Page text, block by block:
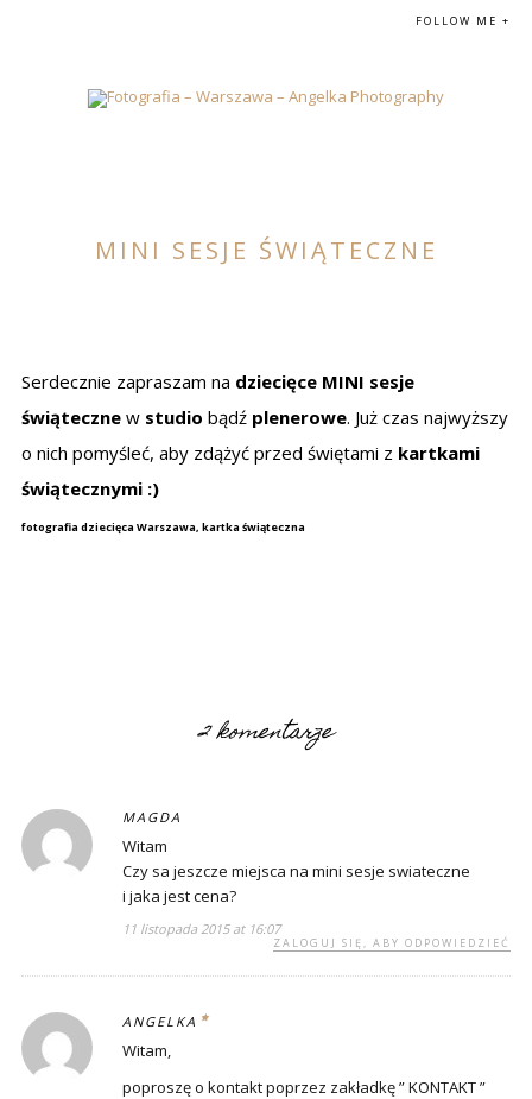
FOLLOW ME +
MINI SESJE ŚWIĄTECZNE
Serdecznie zapraszam na dziecięce MINI sesje
świątecznew studio bądźplenerowe. Już czas najwyższy
o nich pomyśleć, aby zdążyć przed świętami z kartkami
świątecznymi :)
fotografia dziecięca Warszawa, kartka świąteczna
2 komentarze
MAGDA
Witam
Czy sa jeszcze miejsca na mini sesje swiateczne
i jaka jest cena?
11 listopada 2015 at 16:07
ZALOGUJ SIĘ, ABY ODPOWIEDZIEĆ
ANGELKA
Witam,
poproszę o kontakt poprzez zakładkę ” KONTAKT ”